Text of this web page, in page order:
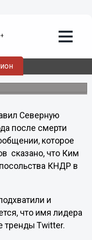
Ким Чен Ына
(китайский
тысяч сообщений с
Ким Чен Ына.
нового лидера КНДР
Северную
после смерти
которое
сказано, что Ким
КНДР в
и
что имя лидера
Twitter.